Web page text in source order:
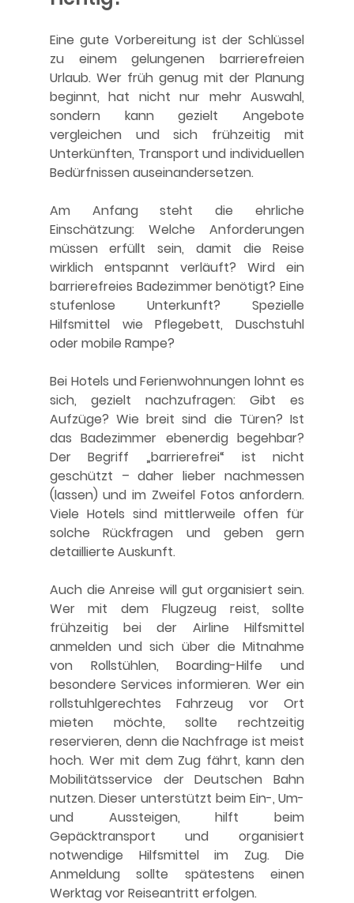
Eine gute Vorbereitung ist der Schlüssel
zu einem gelungenen barrierefreien
Urlaub. Wer früh genug mit der Planung
beginnt, hat nicht nur mehr Auswahl,
sondern kann gezielt Angebote
vergleichen und sich frühzeitig mit
Unterkünften, Transport und individuellen
Bedürfnissen auseinandersetzen.
Am Anfang steht die ehrliche
Einschätzung: Welche Anforderungen
müssen erfüllt sein, damit die Reise
wirklich entspannt verläuft? Wird ein
barrierefreies Badezimmer benötigt? Eine
stufenlose Unterkunft? Spezielle
Hilfsmittel wie Pflegebett, Duschstuhl
oder mobile Rampe?
Bei Hotels und Ferienwohnungen lohnt es
sich, gezielt nachzufragen: Gibt es
Aufzüge? Wie breit sind die Türen? Ist
das Badezimmer ebenerdig begehbar?
Der Begriff „barrierefrei“ ist nicht
geschützt – daher lieber nachmessen
(lassen) und im Zweifel Fotos anfordern.
Viele Hotels sind mittlerweile offen für
solche Rückfragen und geben gern
detaillierte Auskunft.
Auch die Anreise will gut organisiert sein.
Wer mit dem Flugzeug reist, sollte
frühzeitig bei der Airline Hilfsmittel
anmelden und sich über die Mitnahme
von Rollstühlen, Boarding-Hilfe und
besondere Services informieren. Wer ein
rollstuhlgerechtes Fahrzeug vor Ort
mieten möchte, sollte rechtzeitig
reservieren, denn die Nachfrage ist meist
hoch. Wer mit dem Zug fährt, kann den
Mobilitätsservice der Deutschen Bahn
nutzen. Dieser unterstützt beim Ein-, Um-
und Aussteigen, hilft beim
Gepäcktransport und organisiert
notwendige Hilfsmittel im Zug. Die
Anmeldung sollte spätestens einen
Werktag vor Reiseantritt erfolgen.